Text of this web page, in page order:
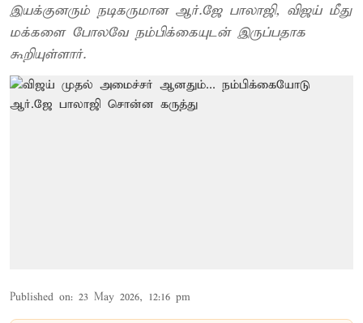
இயக்குனரும் நடிகருமான ஆர்.ஜே பாலாஜி, விஜய் மீது
மக்களை போலவே நம்பிக்கையுடன் இருப்பதாக
கூறியுள்ளார்.
Published on: 23 May 2026, 12:16 pm